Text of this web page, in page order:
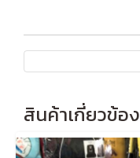
สินค้าเกี่ยวข้อง